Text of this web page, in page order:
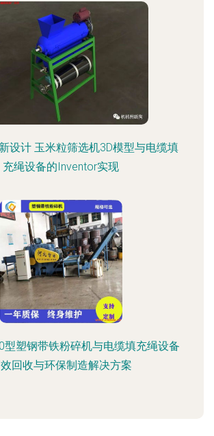
设计 玉米粒筛选机3D模型与电缆填
充绳设备的Inventor实现
型塑钢带铁粉碎机与电缆填充绳设备
回收与环保制造解决方案